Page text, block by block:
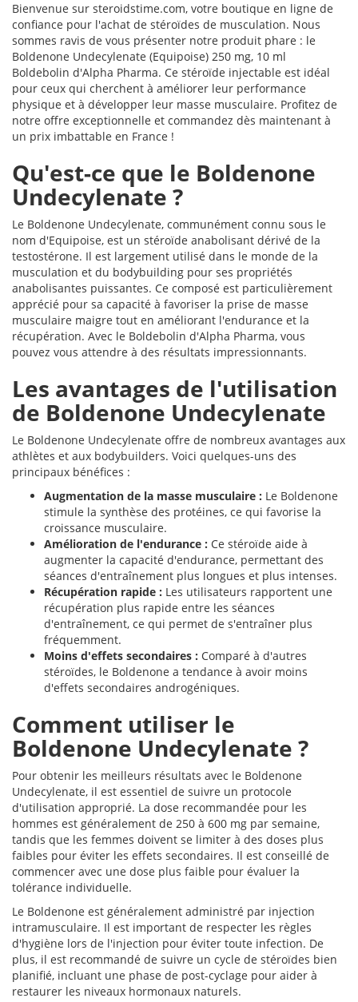
Bienvenue sur steroidstime.com, votre boutique en ligne de
confiance pour l'achat de stéroïdes de musculation. Nous
sommes ravis de vous présenter notre produit phare : le
Boldenone Undecylenate (Equipoise) 250 mg, 10 ml
Boldebolin d'Alpha Pharma. Ce stéroïde injectable est idéal
pour ceux qui cherchent à améliorer leur performance
physique et à développer leur masse musculaire. Profitez de
notre offre exceptionnelle et commandez dès maintenant à
un prix imbattable en France !
Qu'est-ce que le Boldenone
Undecylenate ?
Le Boldenone Undecylenate, communément connu sous le
nom d'Equipoise, est un stéroïde anabolisant dérivé de la
testostérone. Il est largement utilisé dans le monde de la
musculation et du bodybuilding pour ses propriétés
anabolisantes puissantes. Ce composé est particulièrement
apprécié pour sa capacité à favoriser la prise de masse
musculaire maigre tout en améliorant l'endurance et la
récupération. Avec le Boldebolin d'Alpha Pharma, vous
pouvez vous attendre à des résultats impressionnants.
Les avantages de l'utilisation
de Boldenone Undecylenate
Le Boldenone Undecylenate offre de nombreux avantages aux
athlètes et aux bodybuilders. Voici quelques-uns des
principaux bénéfices :
Augmentation de la masse musculaire : Le Boldenone
stimule la synthèse des protéines, ce qui favorise la
croissance musculaire.
Amélioration de l'endurance : Ce stéroïde aide à
augmenter la capacité d'endurance, permettant des
séances d'entraînement plus longues et plus intenses.
Récupération rapide : Les utilisateurs rapportent une
récupération plus rapide entre les séances
d'entraînement, ce qui permet de s'entraîner plus
fréquemment.
Moins d'effets secondaires : Comparé à d'autres
stéroïdes, le Boldenone a tendance à avoir moins
d'effets secondaires androgéniques.
Comment utiliser le
Boldenone Undecylenate ?
Pour obtenir les meilleurs résultats avec le Boldenone
Undecylenate, il est essentiel de suivre un protocole
d'utilisation approprié. La dose recommandée pour les
hommes est généralement de 250 à 600 mg par semaine,
tandis que les femmes doivent se limiter à des doses plus
faibles pour éviter les effets secondaires. Il est conseillé de
commencer avec une dose plus faible pour évaluer la
tolérance individuelle.
Le Boldenone est généralement administré par injection
intramusculaire. Il est important de respecter les règles
d'hygiène lors de l'injection pour éviter toute infection. De
plus, il est recommandé de suivre un cycle de stéroïdes bien
planifié, incluant une phase de post-cyclage pour aider à
restaurer les niveaux hormonaux naturels.